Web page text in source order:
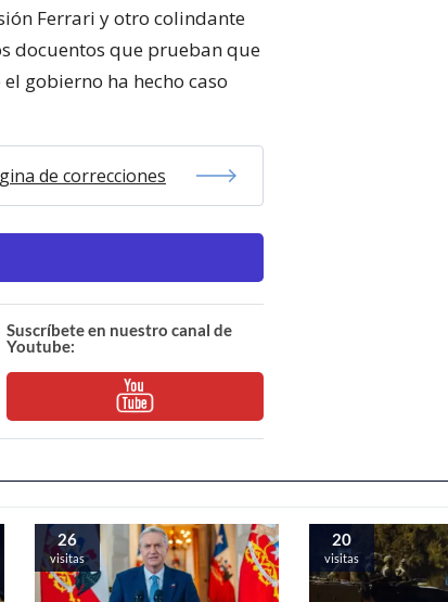
Ferrari y otro colindante
docuentos que prueban que
gobierno ha hecho caso
de correcciones
Suscríbete en nuestro canal de
Youtube:
26
visitas
20
visitas